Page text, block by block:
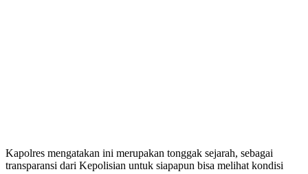
Kapolres mengatakan ini merupakan tonggak sejarah, sebagai
transparansi dari Kepolisian untuk siapapun bisa melihat kondisi